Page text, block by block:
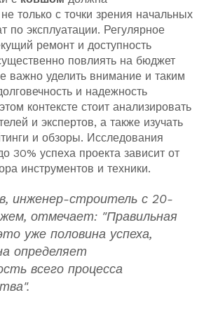
только с точки зрения начальных
по эксплуатации. Регулярное
ремонт и доступность
повлиять на бюджет
важно уделить внимание и таким
и надежность
контексте стоит анализировать
и экспертов, а также изучать
и обзоры. Исследования
30% успеха проекта зависит от
инструментов и техники.
инженер-строитель с 20-
отмечает: "Правильная
уже половина успеха,
определяет
всего процесса